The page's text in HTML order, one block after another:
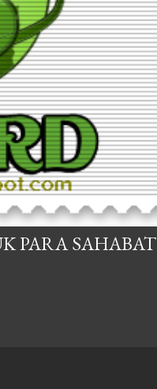
PARA SAHABAT